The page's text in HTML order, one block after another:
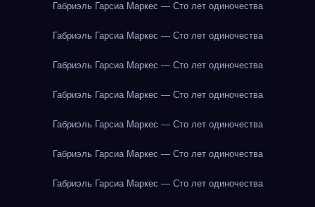
Габриэль Гарсиа Маркес — Сто лет одиночества
Габриэль Гарсиа Маркес — Сто лет одиночества
Габриэль Гарсиа Маркес — Сто лет одиночества
Габриэль Гарсиа Маркес — Сто лет одиночества
Габриэль Гарсиа Маркес — Сто лет одиночества
Габриэль Гарсиа Маркес — Сто лет одиночества
Габриэль Гарсиа Маркес — Сто лет одиночества